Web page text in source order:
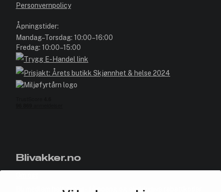
Personvernpolicy
Åpningstider:
Mandag–Torsdag: 10:00–16:00
Fredag: 10:00–15:00
Blivakker.no
Bli medlem helt gratis - få poeng og eksklusive rabattkoder.